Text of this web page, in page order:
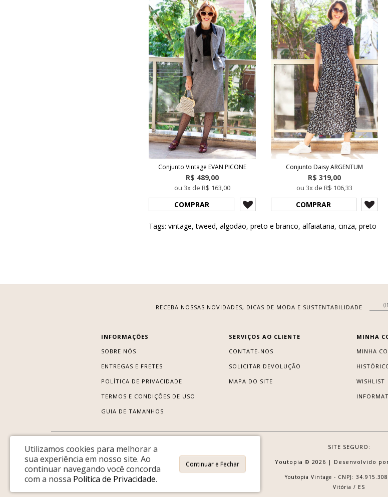
Conjunto Vintage EVAN PICONE
R$ 489,00
ou 3x de R$ 163,00
COMPRAR
Conjunto Daisy ARGENTUM
R$ 319,00
ou 3x de R$ 106,33
COMPRAR
Tags: vintage,tweed, algodão, preto e branco, alfaiataria, cinza, preto
RECEBA NOSSAS NOVIDADES, DICAS DE MODA E SUSTENTABILIDADE
INFORMAÇÕES
SOBRE NÓS
ENTREGAS E FRETES
POLÍTICA DE PRIVACIDADE
TERMOS E CONDIÇÕES DE USO
GUIA DE TAMANHOS
SERVIÇOS AO CLIENTE
CONTATE-NOS
SOLICITAR DEVOLUÇÃO
MAPA DO SITE
MINHA
MINHA
WISHLIST
SITE SEGURO:
Youtopia © 2026 | Desenvolvido
Youtopia Vintage - CNPJ:
Vitória / ES
Utilizamos cookies para melhorar a
sua experiência em nosso site. Ao
continuar navegando você concorda
com a nossa Política de Privacidade.
Continuar e Fechar